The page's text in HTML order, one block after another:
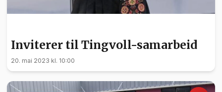
Inviterer til Tingvoll-samarbeid
20. mai 2023 kl. 10:00